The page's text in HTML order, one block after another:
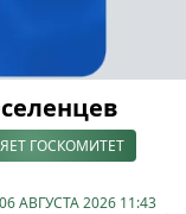
ГОСКОМИТЕТ
06 АВГУСТА 2026 11:43